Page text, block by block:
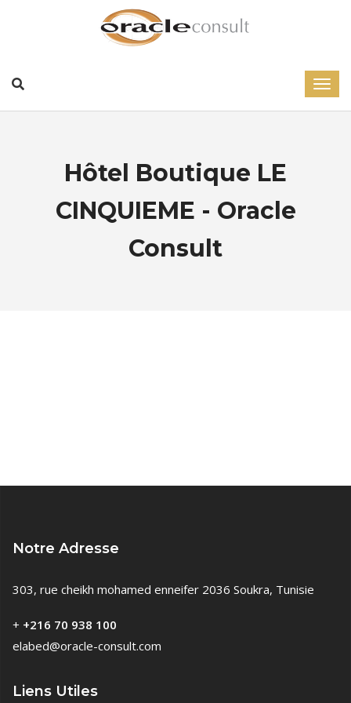
Hôtel Boutique LE
CINQUIEME - Oracle
Consult
Notre Adresse
303, rue cheikh mohamed enneifer 2036 Soukra, Tunisie
+ +216 70 938 100
elabed@oracle-consult.com
Liens Utiles